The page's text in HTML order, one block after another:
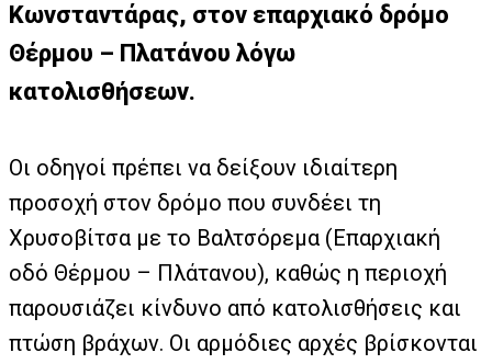
Κωνσταντάρας, στον επαρχιακό δρόμο
Θέρμου – Πλατάνου λόγω
κατολισθήσεων.
Οι οδηγοί πρέπει να δείξουν ιδιαίτερη
προσοχή στον δρόμο που συνδέει τη
Χρυσοβίτσα με το Βαλτσόρεμα (Επαρχιακή
οδό Θέρμου – Πλάτανου), καθώς η περιοχή
παρουσιάζει κίνδυνο από κατολισθήσεις και
πτώση βράχων. Οι αρμόδιες αρχές βρίσκονται